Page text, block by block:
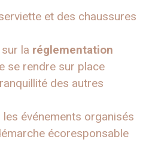
et des chaussures
la réglementation
se rendre sur place
des autres
les événements organisés
écoresponsable